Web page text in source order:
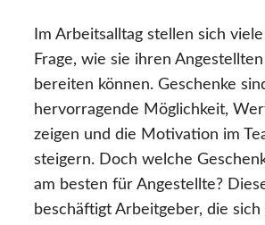
Im Arbeitsalltag stellen sich
Frage, wie sie ihren
bereiten können. Geschenke
hervorragende Möglichkeit,
zeigen und die Motivation im
steigern. Doch welche
am besten für Angestellte?
beschäftigt Arbeitgeber, die sich